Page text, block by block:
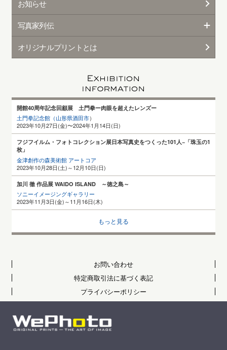
お知らせ
写真家列伝
オリジナルプリントとは
開館40周年記念回顧展 土門拳ー肉眼を超えたレンズー
土門拳記念館（山形県酒田市）
2023年10月27日(金)〜2024年1月14日(日)
フジフイルム・フォトコレクション展日本写真史をつくった101人−「珠玉の1
枚」
金津創作の森美術館 アートコア
2023年10月28日(土)～12月10日(日)
加川 徹 作品展 WAIDO ISLAND ～徳之島～
ソニーイメージングギャラリー
2023年11月3日(金)～11月16日(木)
もっと見る
お問い合わせ
特定商取引法に基づく表記
プライバシーポリシー